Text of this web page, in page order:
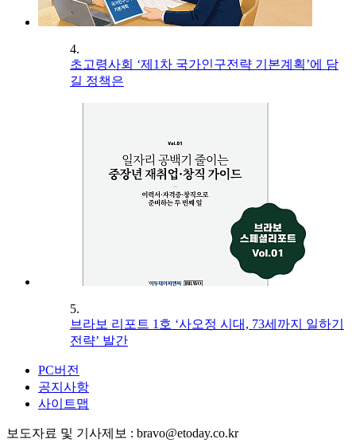
4.
초고령사회 ‘제1차 국가인구전략 기본계획’에 담
길 정책은
5.
브라보 리포트 1호 ‘사오정 시대, 73세까지 일하기
전략’ 발간
PC버전
공지사항
사이트맵
보도자료 및 기사제보 : bravo@etoday.co.kr